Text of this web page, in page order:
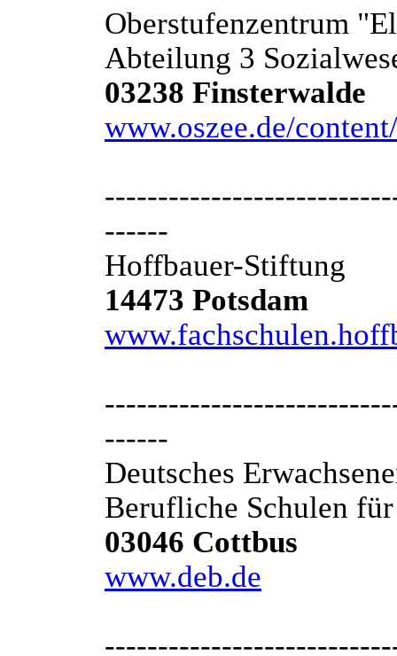
Oberstufenzentrum
Abteilung 3
03238 Finsterwalde
www.oszee.de/
------
Hoffbauer-Stiftung
14473 Potsdam
------
Deutsches
Berufliche Schulen
03046 Cottbus
www.deb.de